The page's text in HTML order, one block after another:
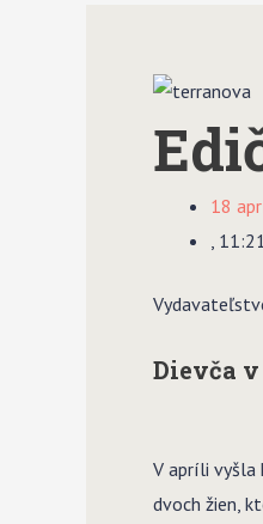
18
Dievča
V apríli vyšla
dvoch žien,